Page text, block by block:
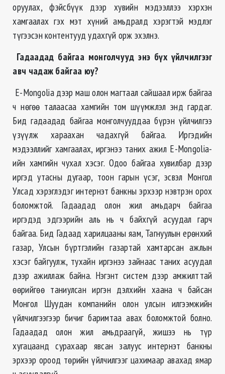
оруулах, фэйсбүүк дээр хувийн мэдээллээ хэрхэн
хамгаалах гэх мэт хүний амьдралд хэрэгтэй мэдлэг
түгээсэн контентууд удахгүй орж эхэлнэ.
Гадаадад байгаа монголчууд энэ бүх үйлчилгээг
авч чадаж байгаа юу?
E-Mongolia дээр маш олон магтаал сайшаал ирж байгаа
ч нөгөө талаасаа хамгийн том шүүмжлэл энд гардаг.
Бид гадаадад байгаа монголчууддаа бүрэн үйлчилгээ
үзүүлж хараахан чадахгүй байгаа. Иргэдийн
мэдээллийг хамгаалах, иргэнээ таних ажил E-Mongolia-
ийн хамгийн чухал хэсэг. Одоо байгаа хувилбар дээр
иргэд утасны дугаар, тоон гарын үсэг, эсвэл Монгол
Улсад хэрэглэдэг интернэт банкны эрхээр нэвтрэн орох
боломжтой. Гадаадад олон жил амьдарч байгаа
иргэдэд эдгээрийн аль нь ч байхгүй асуудал гарч
байгаа. Бид Гадаад харилцааны яам, Тагнуулын ерөнхий
газар, Улсын бүртгэлийн газартай хамтарсан ажлын
хэсэг байгуулж, тухайн иргэнээ зайнаас таних асуудал
дээр ажиллаж байна. Нэгэнт систем дээр амжилттай
өөрийгөө таниулсан иргэн дэлхийн хаана ч байсан
Монгол Шуудан компанийн олон улсын илгээмжийн
үйлчилгээгээр бичиг баримтаа авах боломжтой болно.
Гадаадад олон жил амьдраагүй, жишээ нь түр
хугацаанд сурахаар явсан залуус интернэт банкны
эрхээр ороод төрийн үйлчилгээг цахимаар авахад ямар